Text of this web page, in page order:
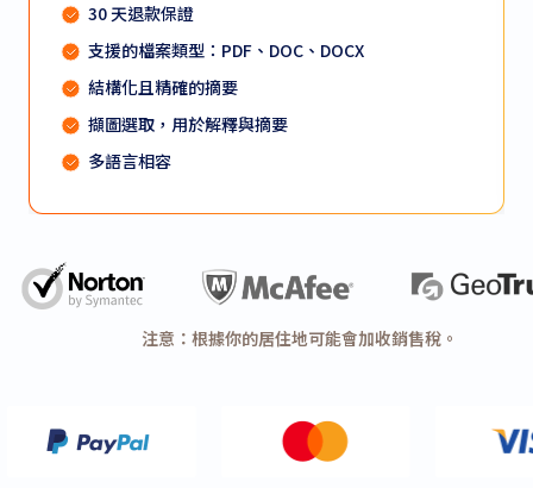
30 天退款保證
支援的檔案類型：PDF、DOC、DOCX
結構化且精確的摘要
擷圖選取，用於解釋與摘要
多語言相容
注意：根據你的居住地可能會加收銷售稅。